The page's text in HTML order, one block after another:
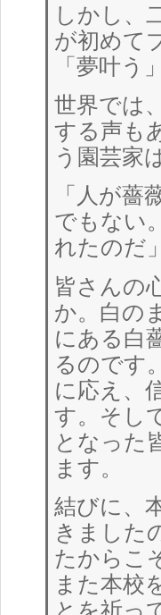
しかし、
が初めて
「夢叶う
世界では
する声も
う園芸家
「人が
でもない
れたのだ
皆さんの
か。白の
にある白
るのです
に応え、
す。そし
となった
ます。
結びに、
きました
たからこ
また本校
とを祈っ